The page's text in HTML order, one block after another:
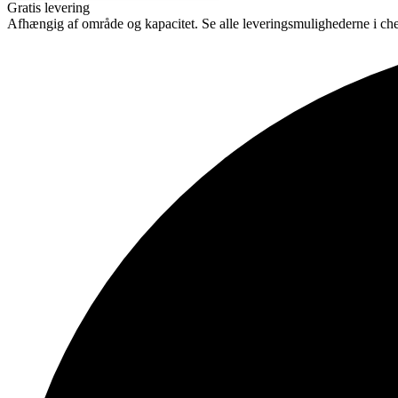
Gratis levering
Afhængig af område og kapacitet. Se alle leveringsmulighederne i